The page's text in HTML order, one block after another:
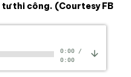
tư thi công. (Courtesy FB
0:00/
0:00